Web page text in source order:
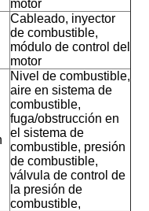
motor
Cableado, inyector
de combustible,
módulo de control del
motor
Nivel de combustible,
aire en sistema de
combustible,
fuga/obstrucción en
el sistema de
combustible, presión
de combustible,
válvula de control de
la presión de
combustible,